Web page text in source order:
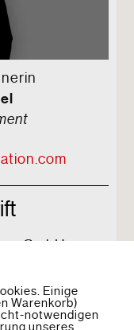
GmbH
Einige
Warenkorb)
notwendigen
unseres